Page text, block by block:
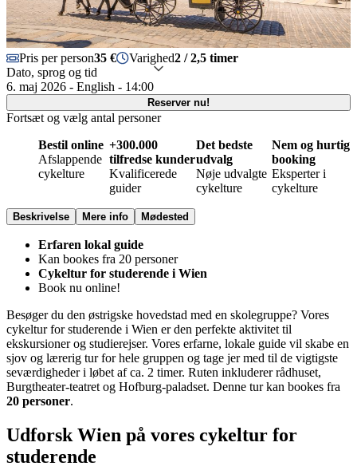
Pris per person35 € Varighed2 / 2,5 timer
Dato, sprog og tid
6. maj 2026 - English - 14:00
Reserver nu!
Fortsæt og vælg antal personer
Bestil online
Afslappende
cykelture
+300.000
tilfredse kunder
Kvalificerede
guider
Det bedste
udvalg
Nøje udvalgte
cykelture
Nem og hurtig
booking
Eksperter i
cykelture
Beskrivelse Mere info Mødested
Erfaren lokal guide
Kan bookes fra 20 personer
Cykeltur for studerende i Wien
Book nu online!
Besøger du den østrigske hovedstad med en skolegruppe? Vores
cykeltur for studerende i Wien er den perfekte aktivitet til
ekskursioner og studierejser. Vores erfarne, lokale guide vil skabe en
sjov og lærerig tur for hele gruppen og tage jer med til de vigtigste
seværdigheder i løbet afca. 2 timer. Ruten inkludererrådhuset,
Burgtheater-teatret og Hofburg-paladset. Denne tur kan bookes fra
20 personer.
Udforsk Wien på vores cykeltur for
studerende